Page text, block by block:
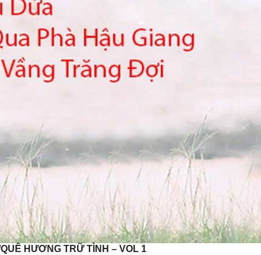
HƯƠNG TRỮ TÌNH – VOL 1